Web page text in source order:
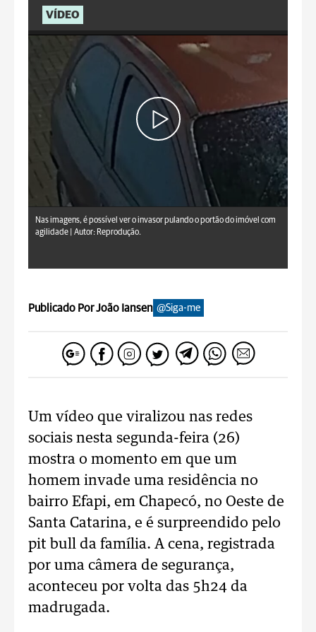
VÍDEO
Nas imagens, é possível ver o invasor pulando o portão do imóvel com
agilidade |
Autor: Reprodução.
Publicado Por João Iansen @Siga-me
Um vídeo que viralizou nas redes
sociais nesta segunda-feira (26)
mostra o momento em que um
homem invade uma residência no
bairro Efapi, em Chapecó, no Oeste de
Santa Catarina, e é surpreendido pelo
pit bull da família. A cena, registrada
por uma câmera de segurança,
aconteceu por volta das 5h24 da
madrugada.